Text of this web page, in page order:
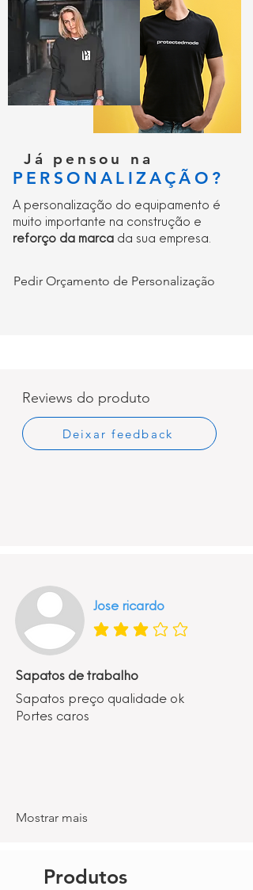
Já pensou na
PERSONALIZAÇÃO?
A personalização do equipamento é
muito importante na construção e
reforço da marca da sua empresa.
Pedir Orçamento de Personalização
Reviews do produto
Deixar feedback
Jose ricardo
classificação média é 3 de 5
Sapatos de trabalho
Sapatos preço qualidade ok
Portes caros
Mostrar mais
Produtos